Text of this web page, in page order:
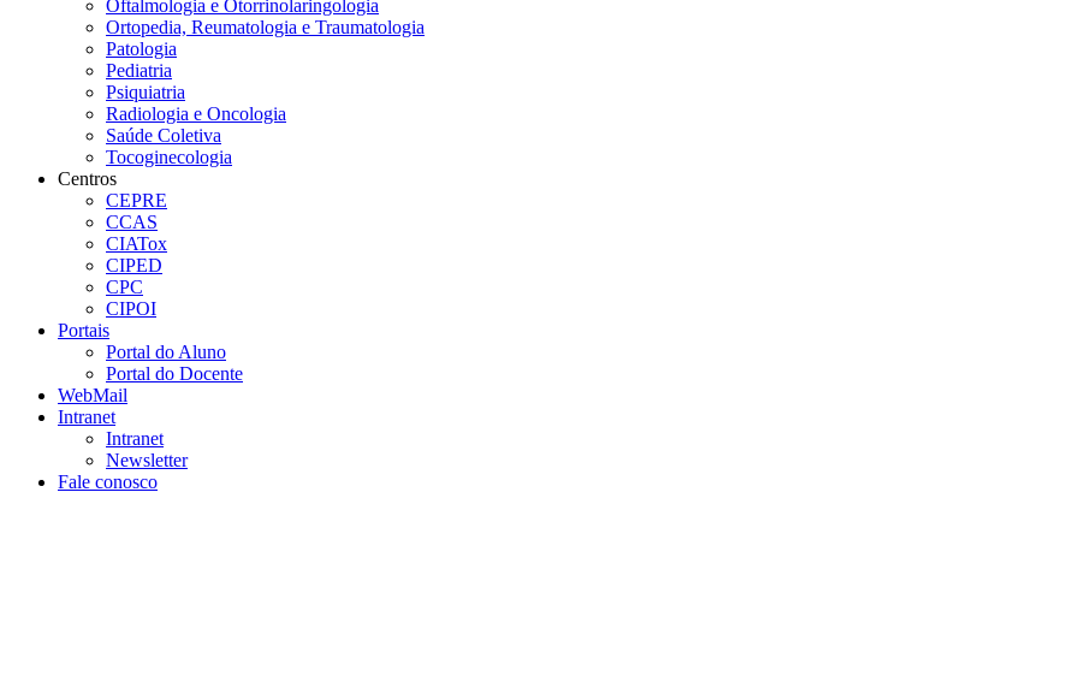
Oftalmologia e Otorrinolaringologia
Ortopedia, Reumatologia e Traumatologia
Patologia
Pediatria
Psiquiatria
Radiologia e Oncologia
Saúde Coletiva
Tocoginecologia
Centros
CEPRE
CCAS
CIATox
CIPED
CPC
CIPOI
Portais
Portal do Aluno
Portal do Docente
WebMail
Intranet
Intranet
Newsletter
Fale conosco